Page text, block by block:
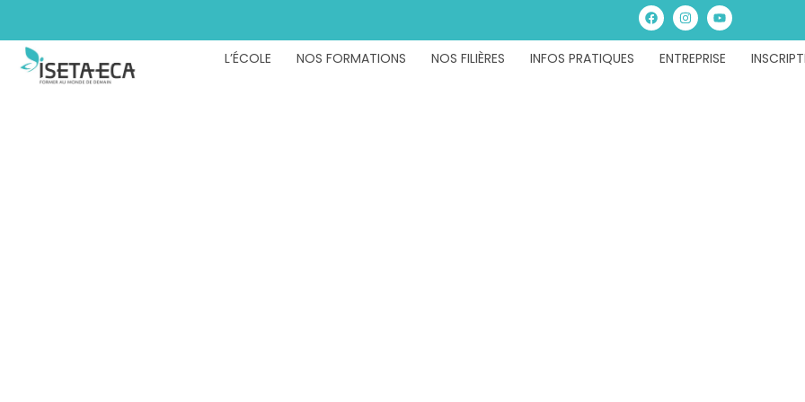
L’ÉCOLE NOS FORMATIONS NOS FILIÈRES INFOS PRATIQUES ENTREPRISE